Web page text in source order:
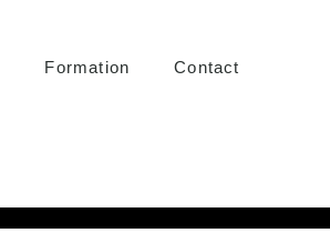
Formation Contact